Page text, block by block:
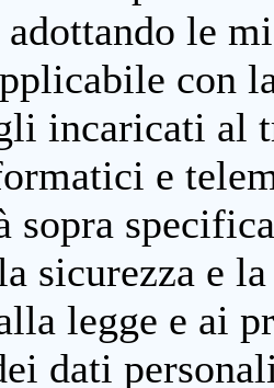
le
con
incaricati al
e
sicurezza e
legge e ai
dati